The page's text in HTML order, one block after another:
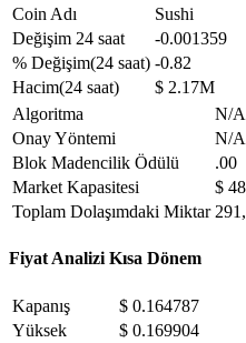
Coin Adı
Sushi
Değişim 24 saat
-0.001359
% Değişim(24 saat) -0.82
Hacim(24 saat)
$ 2.17M
Algoritma
N/A
Onay Yöntemi
N/A
Blok Madencilik Ödülü
.00
Market Kapasitesi
$
Toplam Dolaşımdaki Miktar
Fiyat Analizi Kısa Dönem
Kapanış
$ 0.164787
Yüksek
$ 0.169904